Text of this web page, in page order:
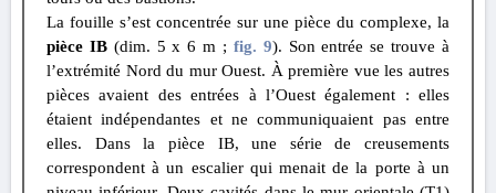
La fouille s’est concentrée sur une pièce du complexe, la
pièce IB(dim. 5 x 6 m ; fig. 9). Son entrée se trouve à
l’extrémité Nord du mur Ouest. À première vue les autres
pièces avaient des entrées à l’Ouest également : elles
étaient indépendantes et ne communiquaient pas entre
elles. Dans la pièce IB, une série de creusements
correspondent à un escalier qui menait de la porte à un